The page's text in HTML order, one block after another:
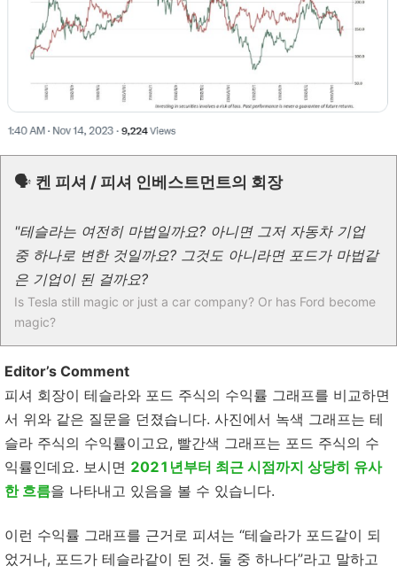
🗣 켄 피셔 / 피셔 인베스트먼트의 회장
"테슬라는 여전히 마법일까요? 아니면 그저 자동차 기업
중 하나로 변한 것일까요? 그것도 아니라면 포드가 마법같
은 기업이 된 걸까요?
Is Tesla still magic or just a car company? Or has Ford become
magic?
Editor’s Comment
피셔 회장이 테슬라와 포드 주식의 수익률 그래프를 비교하면
서 위와 같은 질문을 던졌습니다. 사진에서 녹색 그래프는 테
슬라 주식의 수익률이고요, 빨간색 그래프는 포드 주식의 수
익률인데요. 보시면 2021년부터 최근 시점까지 상당히 유사
한 흐름을 나타내고 있음을 볼 수 있습니다.
이런 수익률 그래프를 근거로 피셔는 “테슬라가 포드같이 되
었거나, 포드가 테슬라같이 된 것. 둘 중 하나다”라고 말하고